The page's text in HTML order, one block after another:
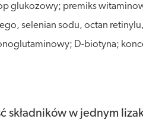
glukozowy; premiks
selenian sodu, octan
D-biotyna;
składników w jednym